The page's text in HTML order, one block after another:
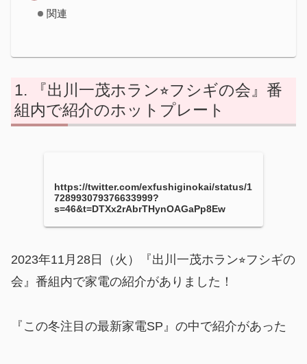
関連
『出川一茂ホラン⭐︎フシギの会』番
組内で紹介のホットプレート
https://twitter.com/exfushiginokai/status/1
728993079376633999?
s=46&t=DTXx2rAbrTHynOAGaPp8Ew
2023年11月28日（火）『出川一茂ホラン⭐︎フシギの
会』番組内で家電の紹介がありました！
『この冬注目の最新家電SP』の中で紹介があった